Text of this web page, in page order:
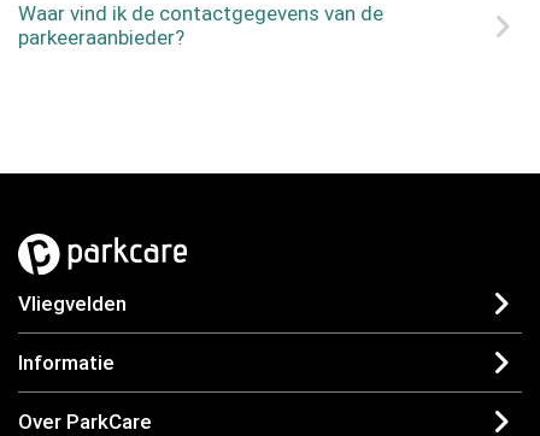
Waar vind ik de contactgegevens van de
parkeeraanbieder?
Vliegvelden
Informatie
Over ParkCare